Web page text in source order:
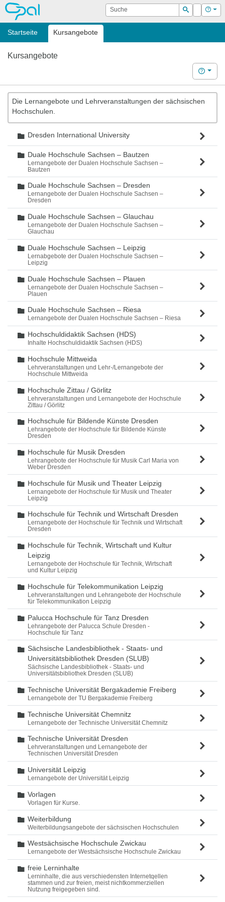
OPAL Suche
Suchen
Login Hilfe
Startseite Kursangebote
Kursangebote
Hilfe
Die Lernangebote und Lehrveranstaltungen der sächsischen
Hochschulen.
Ordner
Dresden International University
Ordner
Duale Hochschule Sachsen – Bautzen
Lernangebote der Dualen Hochschule Sachsen –
Bautzen
Ordner
Duale Hochschule Sachsen – Dresden
Lernangebote der Dualen Hochschule Sachsen –
Dresden
Ordner
Duale Hochschule Sachsen – Glauchau
Lernangebote der Dualen Hochschule Sachsen –
Glauchau
Ordner
Duale Hochschule Sachsen – Leipzig
Lernabgebote der Dualen Hochschule Sachsen –
Leipzig
Ordner
Duale Hochschule Sachsen – Plauen
Lernangebote der Dualen Hochschule Sachsen –
Plauen
Ordner
Duale Hochschule Sachsen – Riesa
Lernangebote der Dualen Hochschule Sachsen – Riesa
Ordner
Hochschuldidaktik Sachsen (HDS)
Inhalte Hochschuldidaktik Sachsen (HDS)
Ordner
Hochschule Mittweida
Lehrveranstaltungen und Lehr-/Lernangebote der
Hochschule Mittweida
Ordner
Hochschule Zittau / Görlitz
Lehrveranstaltungen und Lernangebote der Hochschule
Zittau / Görlitz
Ordner
Hochschule für Bildende Künste Dresden
Lehrangebote der Hochschule für Bildende Künste
Dresden
Ordner
Hochschule für Musik Dresden
Lehrangebote der Hochschule für Musik Carl Maria von
Weber Dresden
Ordner
Hochschule für Musik und Theater Leipzig
Lernangebote der Hochschule für Musik und Theater
Leipzig
Ordner
Hochschule für Technik und Wirtschaft Dresden
Lernangebote der Hochschule für Technik und Wirtschaft
Dresden
Ordner
Hochschule für Technik, Wirtschaft und Kultur
Leipzig
Lernangebote der Hochschule für Technik, Wirtschaft
und Kultur Leipzig
Ordner
Hochschule für Telekommunikation Leipzig
Lehrveranstaltungen und Lehrangebote der Hochschule
für Telekommunikation Leipzig
Ordner
Palucca Hochschule für Tanz Dresden
Lehrangebote der Palucca Schule Dresden -
Hochschule für Tanz
Ordner
Sächsische Landesbibliothek - Staats- und
Universitätsbibliothek Dresden (SLUB)
Sächsische Landesbibliothek - Staats- und
Universitätsbibliothek Dresden (SLUB)
Ordner
Technische Universität Bergakademie Freiberg
Lernangebote der TU Bergakademie Freiberg
Ordner
Technische Universität Chemnitz
Lernangebote der Technische Universität Chemnitz
Ordner
Technische Universität Dresden
Lehrveranstaltungen und Lernangebote der
Technischen Universität Dresden
Ordner
Universität Leipzig
Lernangebote der Universität Leipzig
Ordner
Vorlagen
Vorlagen für Kurse.
Ordner
Weiterbildung
Weiterbildungsangebote der sächsischen Hochschulen
Ordner
Westsächsische Hochschule Zwickau
Lernangebote der Westsächsische Hochschule Zwickau
Ordner
freie Lerninhalte
Lerninhalte, die aus verschiedensten Internetqellen
stammen und zur freien, meist nichtkommerziellen
Nutzung freigegeben sind.